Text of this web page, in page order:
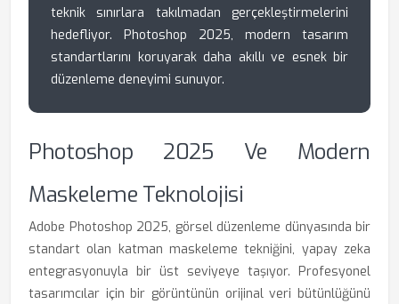
teknik sınırlara takılmadan gerçekleştirmelerini
hedefliyor. Photoshop 2025, modern tasarım
standartlarını koruyarak daha akıllı ve esnek bir
düzenleme deneyimi sunuyor.
Photoshop 2025 Ve Modern
Maskeleme Teknolojisi
Adobe Photoshop 2025, görsel düzenleme dünyasında bir
standart olan katman maskeleme tekniğini, yapay zeka
entegrasyonuyla bir üst seviyeye taşıyor. Profesyonel
tasarımcılar için bir görüntünün orijinal veri bütünlüğünü